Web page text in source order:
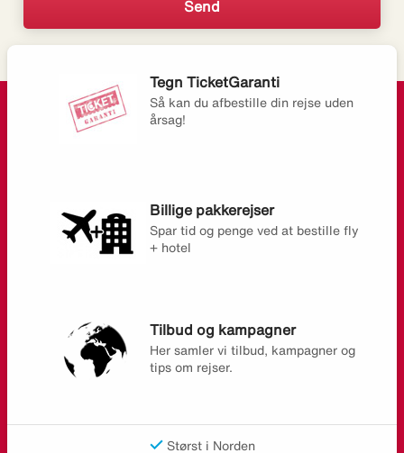
Tegn TicketGaranti
Så kan du afbestille din rejse uden
årsag!
Billige pakkerejser
Spar tid og penge ved at bestille fly
+ hotel
Tilbud og kampagner
Her samler vi tilbud, kampagner og
tips om rejser.
Størst i Norden